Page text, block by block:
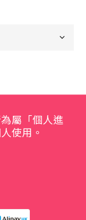
屬「個人進
使用。